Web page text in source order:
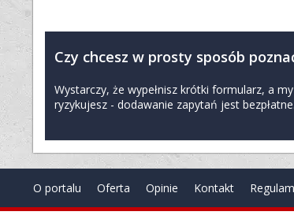
Czy chcesz w prosty sposób
Wystarczy, że wypełnisz krótki formularz, a
ryzykujesz - dodawanie zapytań jest bezpłatne.
O portalu Oferta Opinie Kontakt